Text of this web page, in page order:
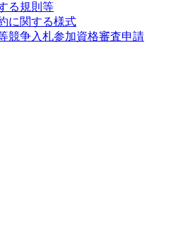
る規則等
に関する様式
競争入札参加資格審査申請